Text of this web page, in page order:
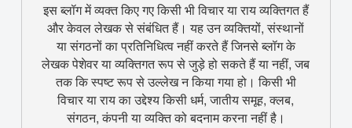
इस ब्लॉग में व्यक्त किए गए किसी भी विचार या राय व्यक्तिगत हैं
और केवल लेखक से संबंधित हैं। यह उन व्यक्तियों, संस्थानों
या संगठनों का प्रतिनिधित्व नहीं करते हैं जिनसे ब्लॉग के
लेखक पेशेवर या व्यक्तिगत रूप से जुड़े हो सकते हैं या नहीं, जब
तक कि स्पष्ट रूप से उल्लेख न किया गया हो। किसी भी
विचार या राय का उद्देश्य किसी धर्म, जातीय समूह, क्लब,
संगठन, कंपनी या व्यक्ति को बदनाम करना नहीं है।